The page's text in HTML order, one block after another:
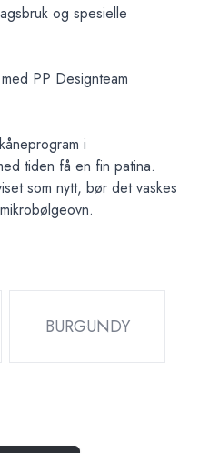
og spesielle
PP Designteam
i
tiden få en fin patina.
som nytt, bør det vaskes
BURGUNDY